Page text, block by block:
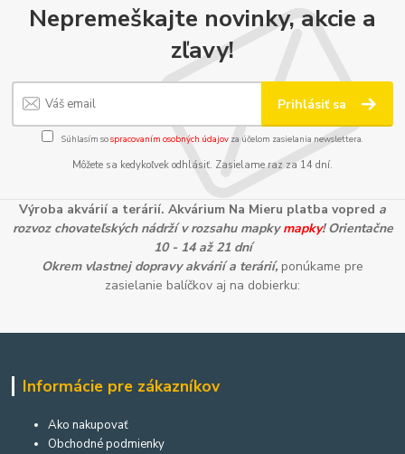
Nepremeškajte novinky, akcie a
zľavy!
Prihlásiť sa
Súhlasím sospracovaním osobných údajov za účelom zasielania newslettera.
Môžete sa kedykoľvek odhlásiť. Zasielame raz za 14 dní.
Výroba akvárií a terárií. Akvárium Na Mieru platba vopred a
rozvoz chovateľských nádrží v rozsahu mapkymapky! Orientačne
10 - 14 až 21 dní
Okrem vlastnej dopravy akvárií a terárií, ponúkame pre
zasielanie balíčkov aj na dobierku:
Informácie pre zákazníkov
Ako nakupovať
Obchodné podmienky